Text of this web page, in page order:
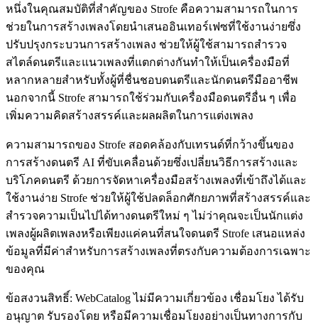
หนึ่งในคุณสมบัติที่สำคัญของ Strofe คือความสามารถในการ
ช่วยในการสร้างเพลงโดยนำเสนออินเทอร์เฟซที่ใช้งานง่ายซึ่ง
ปรับปรุงกระบวนการสร้างเพลง ช่วยให้ผู้ใช้สามารถสำรวจ
สไตล์ดนตรีและแนวเพลงที่แตกต่างกันทำให้เป็นเครื่องมือที่
หลากหลายสำหรับทั้งผู้ที่ชื่นชอบดนตรีและนักดนตรีมืออาชีพ
นอกจากนี้ Strofe สามารถใช้ร่วมกับเครื่องมือดนตรีอื่น ๆ เพื่อ
เพิ่มความคิดสร้างสรรค์และผลผลิตในการแต่งเพลง
ความสามารถของ Strofe สอดคล้องกับเทรนด์ที่กว้างขึ้นของ
การสร้างดนตรี AI ที่ขับเคลื่อนด้วยซึ่งเปลี่ยนวิธีการสร้างและ
บริโภคดนตรี ด้วยการจัดหาเครื่องมือสร้างเพลงที่เข้าถึงได้และ
ใช้งานง่าย Strofe ช่วยให้ผู้ใช้ปลดล็อกศักยภาพที่สร้างสรรค์และ
สำรวจความเป็นไปได้ทางดนตรีใหม่ ๆ ไม่ว่าคุณจะเป็นนักแต่ง
เพลงผู้ผลิตเพลงหรือเพียงแค่คนที่สนใจดนตรี Strofe เสนอแหล่ง
ข้อมูลที่มีค่าสำหรับการสร้างเพลงที่ตรงกับความต้องการเฉพาะ
ของคุณ
ข้อสงวนสิทธิ์: WebCatalog ไม่มีความเกี่ยวข้อง เชื่อมโยง ได้รับ
อนุญาต รับรองโดย หรือมีความเชื่อมโยงอย่างเป็นทางการกับ